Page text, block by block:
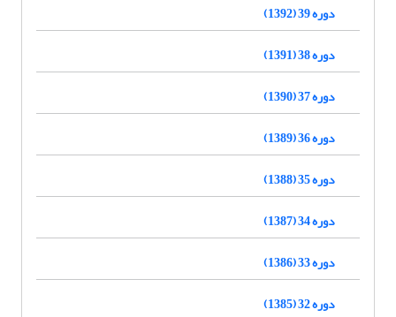
دوره 39 (1392)
دوره 38 (1391)
دوره 37 (1390)
دوره 36 (1389)
دوره 35 (1388)
دوره 34 (1387)
دوره 33 (1386)
دوره 32 (1385)